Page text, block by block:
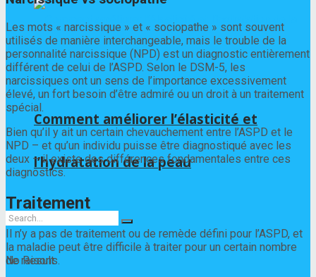
Comment améliorer l’élasticité et
l’hydratation de la peau
No Result
Les mots « narcissique » et « sociopathe » sont souvent
utilisés de manière interchangeable, mais le trouble de la
personnalité narcissique (NPD) est un diagnostic entièrement
différent de celui de l’ASPD. Selon le DSM-5, les
narcissiques ont un sens de l’importance excessivement
élevé, un fort besoin d’être admiré ou un droit à un traitement
spécial.
Bien qu’il y ait un certain chevauchement entre l’ASPD et le
NPD – et qu’un individu puisse être diagnostiqué avec les
deux – il existe des différences fondamentales entre ces
diagnostics.
Traitement
Il n’y a pas de traitement ou de remède défini pour l’ASPD, et
la maladie peut être difficile à traiter pour un certain nombre
de raisons.